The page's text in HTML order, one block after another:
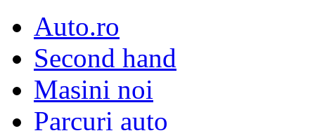
Auto.ro
Second hand
Masini noi
Parcuri auto